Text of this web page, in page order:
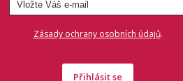
Zásady ochrany osobních údajů.
Přihlásit se